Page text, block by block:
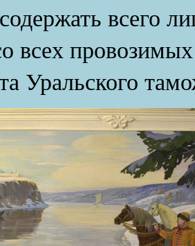
всего
всех
Уральского